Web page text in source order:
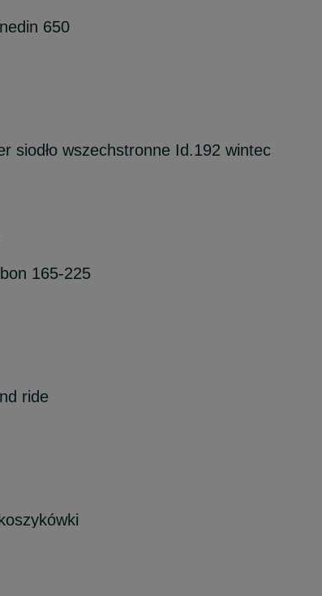
650
siodło wszechstronne Id.192 wintec
165-225
ride